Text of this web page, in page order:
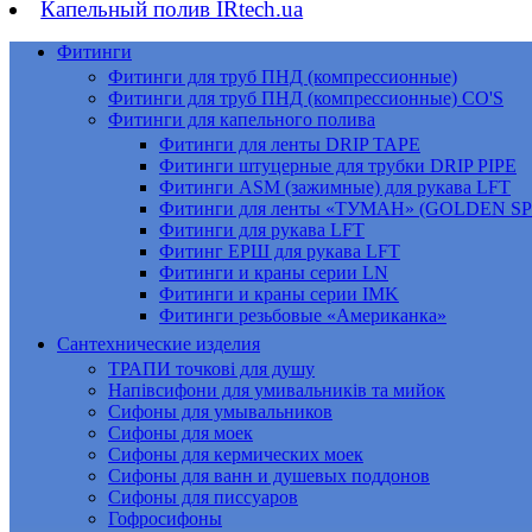
Капельный полив IRtech.ua
Фитинги
Фитинги для труб ПНД (компрессионные)
Фитинги для труб ПНД (компрессионные) CO'S
Фитинги для капельного полива
Фитинги для ленты DRIP TAPE
Фитинги штуцерные для трубки DRIP PIPE
Фитинги ASM (зажимные) для рукава LFT
Фитинги для ленты «ТУМАН» (GOLDEN
Фитинги для рукава LFT
Фитинг ЕРШ для рукава LFT
Фитинги и краны серии LN
Фитинги и краны серии IMK
Фитинги резьбовые «Американка»
Сантехнические изделия
ТРАПИ точкові для душу
Напівсифони для умивальників та мийок
Сифоны для умывальников
Сифоны для моек
Сифоны для кермических моек
Сифоны для ванн и душевых поддонов
Сифоны для писсуаров
Гофросифоны